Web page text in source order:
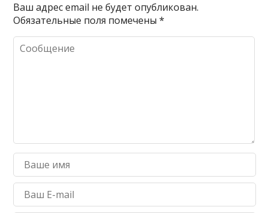
Ваш адрес email не будет опубликован.
Обязательные поля помечены*